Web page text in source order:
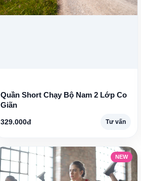
Quần Short Chạy Bộ Nam 2 Lớp Co
Giãn
329.000đ Tư vấn
NEW